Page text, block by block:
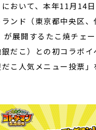
において、本年11月14
ンド（東京都中央区、
が展開するたこ焼チェー
銀だこ）との初コラボ
こ人気メニュー投票」